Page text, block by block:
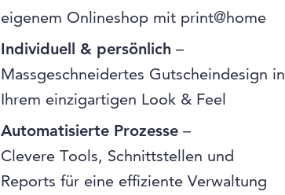
eigenem Onlineshop mit print@home
Individuell & persönlich–
Massgeschneidertes Gutscheindesign in
Ihrem einzigartigen Look & Feel
Automatisierte Prozesse–
Clevere Tools, Schnittstellen und
Reports für eine effiziente Verwaltung